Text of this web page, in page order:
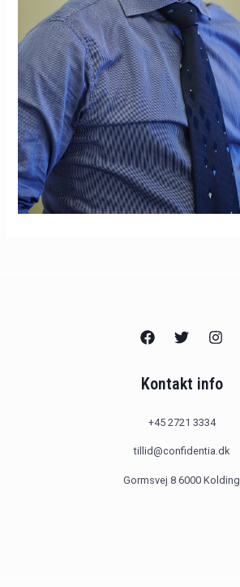
Kontakt info
+45 2721 3334
tillid@confidentia.dk
Gormsvej 8 6000 Kolding